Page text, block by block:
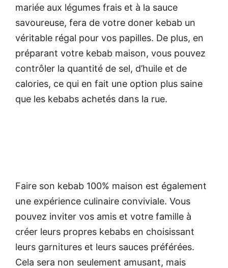
mariée aux légumes frais et à la sauce
savoureuse, fera de votre doner kebab un
véritable régal pour vos papilles. De plus, en
préparant votre kebab maison, vous pouvez
contrôler la quantité de sel, d’huile et de
calories, ce qui en fait une option plus saine
que les kebabs achetés dans la rue.
Faire son kebab 100% maison est également
une expérience culinaire conviviale. Vous
pouvez inviter vos amis et votre famille à
créer leurs propres kebabs en choisissant
leurs garnitures et leurs sauces préférées.
Cela sera non seulement amusant, mais